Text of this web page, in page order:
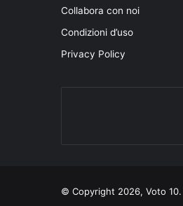
Collabora con noi
Condizioni d’uso
Privacy Policy
© Copyright 2026, Voto